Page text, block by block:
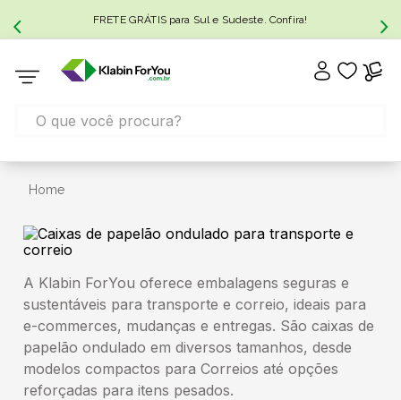
FRETE GRÁTIS para Sul e Sudeste. Confira!
Home
A Klabin ForYou oferece embalagens seguras e
sustentáveis para transporte e correio, ideais para
e-commerces, mudanças e entregas. São caixas de
papelão ondulado em diversos tamanhos, desde
modelos compactos para Correios até opções
reforçadas para itens pesados.